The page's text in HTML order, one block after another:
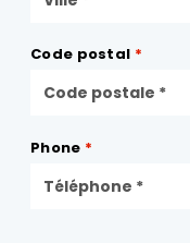
Code postal *
Phone *